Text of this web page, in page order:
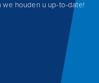
we houden u up-to-date!